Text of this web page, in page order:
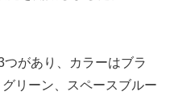
があり、
カラーはブラ
リーン、スペースブルー